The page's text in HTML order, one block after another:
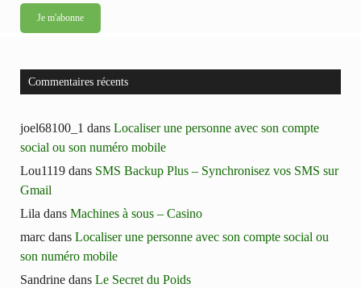
Commentaires récents
joel68100_1 dans Localiser une personne avec son compte
social ou son numéro mobile
Lou1119 dans SMS Backup Plus – Synchronisez vos SMS sur
Gmail
Lila dans Machines à sous – Casino
marc dans Localiser une personne avec son compte social ou
son numéro mobile
Sandrine dans Le Secret du Poids